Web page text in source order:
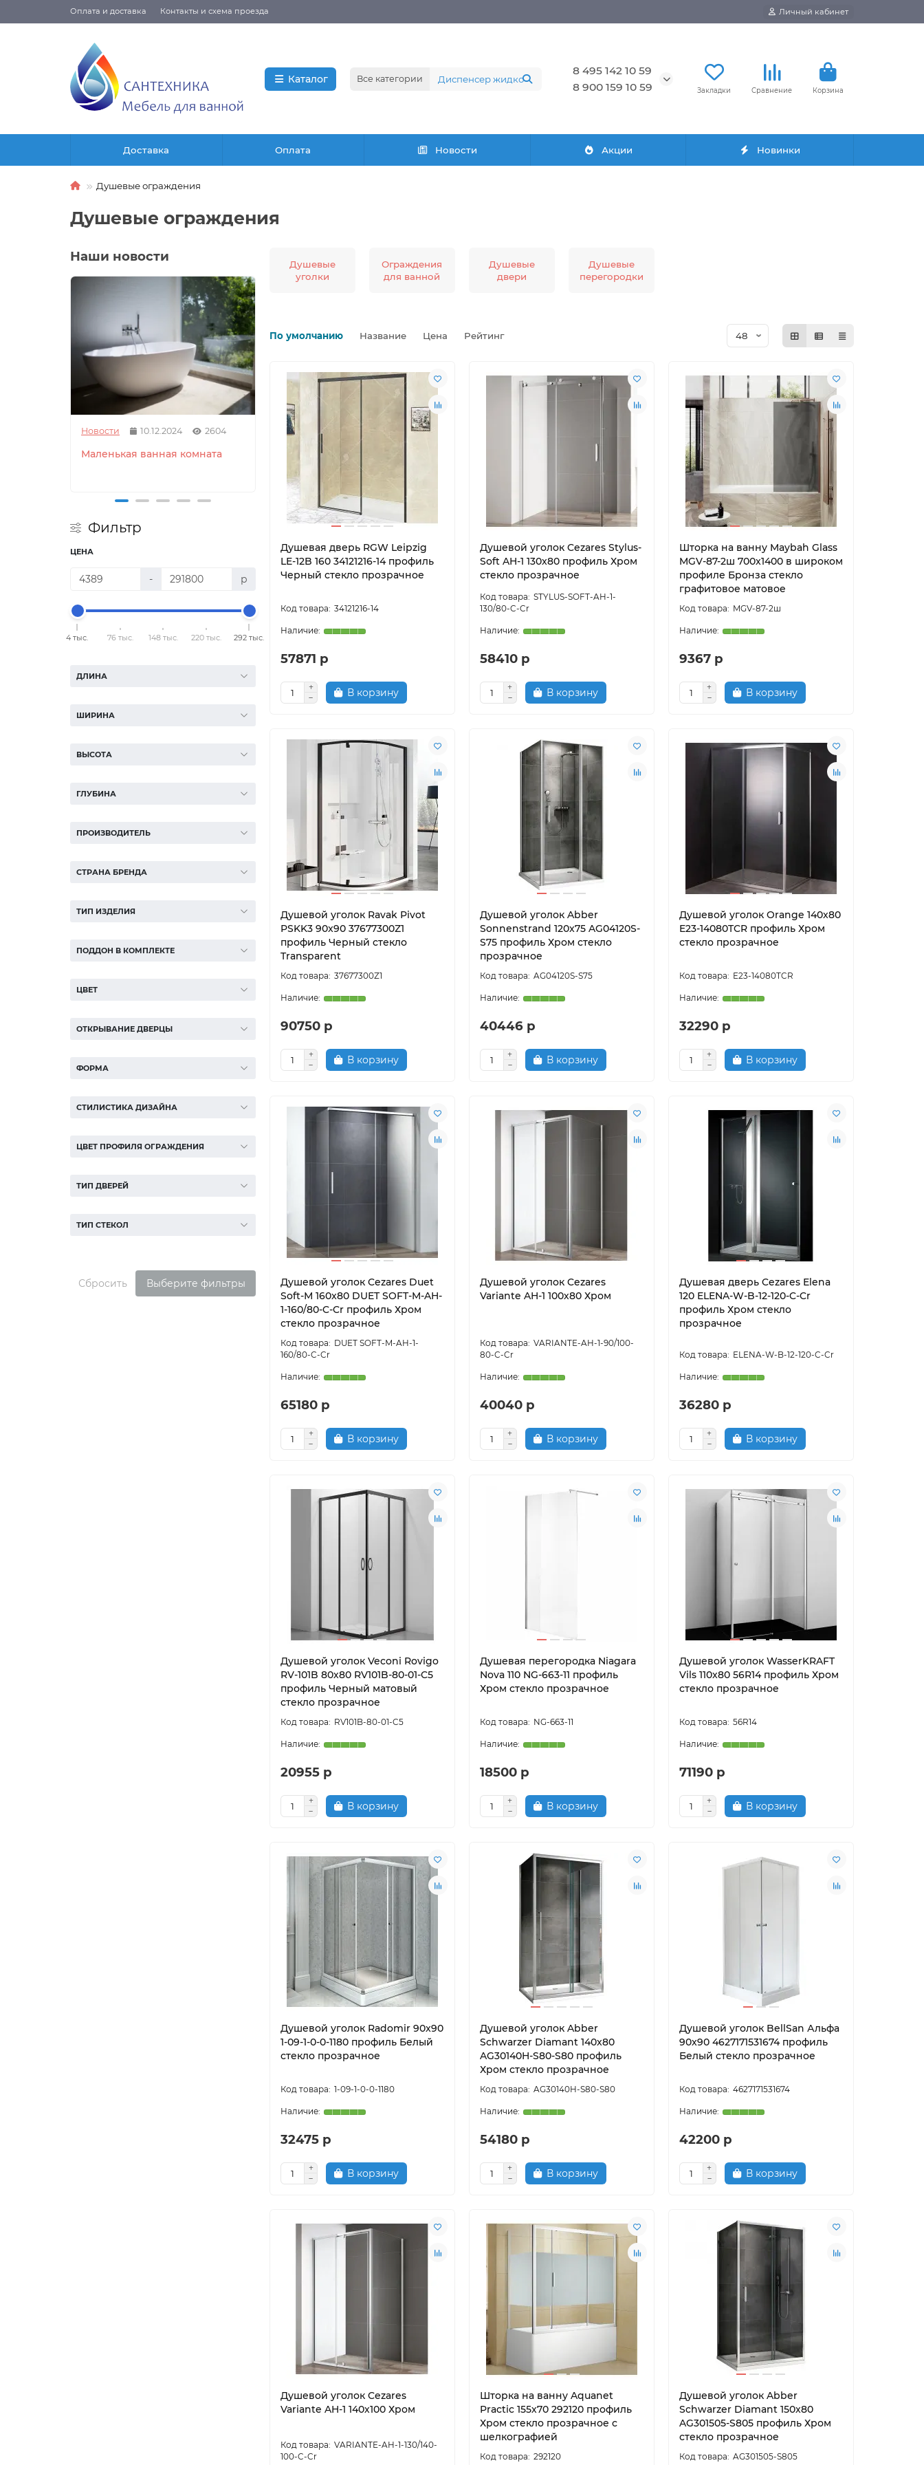
Оплата и доставка Контакты и схема проезда Личный кабинет
Каталог Все категории
8 495 142 10 59
8 900 159 10 59
Закладки Сравнение Корзина
Доставка Оплата Новости Акции Новинки
Душевые ограждения
Душевые ограждения
Наши новости
Новости 10.12.2024 2604
Маленькая ванная комната
Новости 26.09.2024 2410
Как выбрать поддон для
Новости
Совмещенный санузел
Фильтр
ЦЕНА
- р
4 тыс. 76 тыс. 148 тыс. 220 тыс. 292 тыс.
ДЛИНА
ШИРИНА
ВЫСОТА
ГЛУБИНА
ПРОИЗВОДИТЕЛЬ
СТРАНА БРЕНДА
ТИП ИЗДЕЛИЯ
ПОДДОН В КОМПЛЕКТЕ
ЦВЕТ
ОТКРЫВАНИЕ ДВЕРЦЫ
ФОРМА
СТИЛИСТИКА ДИЗАЙНА
ЦВЕТ ПРОФИЛЯ ОГРАЖДЕНИЯ
ТИП ДВЕРЕЙ
ТИП СТЕКОЛ
Сбросить Выберите фильтры
Душевые
уголки
Ограждения
для ванной
Душевые
двери
Душевые
перегородки
По умолчанию Название Цена Рейтинг
Душевая дверь RGW Leipzig
LE-12B 160 34121216-14 профиль
Черный стекло прозрачное
34121216-14
57871 р
В корзину
Душевой уголок Cezares Stylus-
Soft AH-1 130x80 профиль Хром
стекло прозрачное
STYLUS-SOFT-AH-1-
130/80-C-Cr
58410 р
В корзину
Шторка на ванну Maybah Glass
MGV-87-2ш 700x1400 в широком
профиле Бронза стекло
графитовое матовое
MGV-87-2ш
9367 р
В корзину
Душевой уголок Ravak Pivot
PSKK3 90x90 37677300Z1
профиль Черный стекло
Transparent
37677300Z1
90750 р
В корзину
Душевой уголок Abber
Sonnenstrand 120x75 AG04120S-
S75 профиль Хром стекло
прозрачное
AG04120S-S75
40446 р
В корзину
Душевой уголок Orange 140x80
E23-14080TCR профиль Хром
стекло прозрачное
E23-14080TCR
32290 р
В корзину
Душевой уголок Cezares Duet
Soft-М 160x80 DUET SOFT-M-AH-
1-160/80-C-Cr профиль Хром
стекло прозрачное
DUET SOFT-M-AH-1-
160/80-C-Cr
65180 р
В корзину
Душевой уголок Cezares
Variante AH-1 100х80 Хром
VARIANTE-AH-1-90/100-
80-C-Cr
40040 р
В корзину
Душевая дверь Cezares Elena
120 ELENA-W-B-12-120-C-Cr
профиль Хром стекло
прозрачное
ELENA-W-B-12-120-C-Cr
36280 р
В корзину
Душевой уголок Veconi Rovigo
RV-101B 80х80 RV101B-80-01-C5
профиль Черный матовый
стекло прозрачное
RV101B-80-01-C5
20955 р
В корзину
Душевая перегородка Niagara
Nova 110 NG-663-11 профиль
Хром стекло прозрачное
NG-663-11
18500 р
В корзину
Душевой уголок WasserKRAFT
Vils 110x80 56R14 профиль Хром
стекло прозрачное
56R14
71190 р
В корзину
Душевой уголок Radomir 90x90
1-09-1-0-0-1180 профиль Белый
стекло прозрачное
1-09-1-0-0-1180
32475 р
В корзину
Душевой уголок Abber
Schwarzer Diamant 140x80
AG30140H-S80-S80 профиль
Хром стекло прозрачное
AG30140H-S80-S80
54180 р
В корзину
Душевой уголок BellSan Альфа
90x90 4627171531674 профиль
Белый стекло прозрачное
4627171531674
42200 р
В корзину
Душевой уголок Cezares
Variante AH-1 140х100 Хром
VARIANTE-AH-1-130/140-
100-C-Cr
Шторка на ванну Aquanet
Practic 155х70 292120 профиль
Хром стекло прозрачное с
шелкографией
292120
Душевой уголок Abber
Schwarzer Diamant 150x80
AG301505-S805 профиль Хром
стекло прозрачное
AG301505-S805